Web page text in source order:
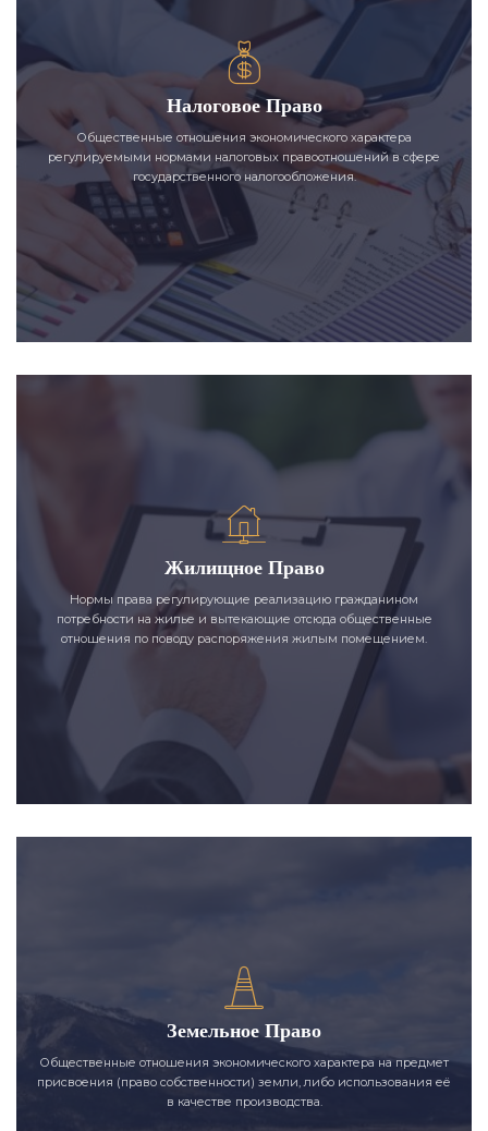
Налоговое Право
Общественные отношения экономического характера
регулируемыми нормами налоговых правоотношений в сфере
государственного налогообложения.
Жилищное Право
Нормы права регулирующие реализацию гражданином
потребности на жилье и вытекающие отсюда общественные
отношения по поводу распоряжения жилым помещением.
Земельное Право
Общественные отношения экономического характера на предмет
присвоения (право собственности) земли, либо использования её
в качестве производства.